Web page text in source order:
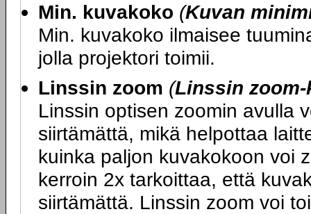
Min. kuvakoko (Kuvan
Min. kuvakoko ilmaisee
jolla projektori toimii.
Linssin zoom (Linssin
Linssin optisen zoomin avulla
siirtämättä, mikä helpottaa
kuinka paljon kuvakokoon voi
kerroin 2x tarkoittaa, että
siirtämättä. Linssin zoom voi